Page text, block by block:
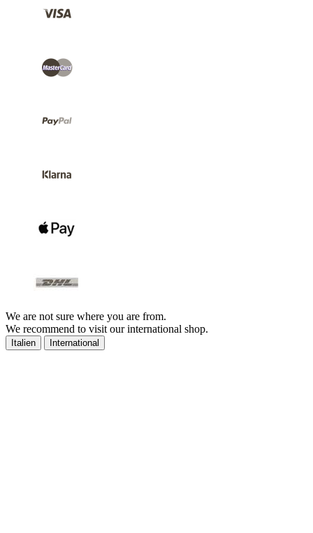
We are not sure where you are from.
We recommend to visit our international shop.
Italien International